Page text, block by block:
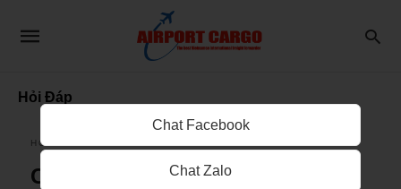
Hỏi Đáp
HỎI ĐÁP
CÁCH TÍNH PHÍ MUA HÀNG
Chat Facebook
Chat Zalo